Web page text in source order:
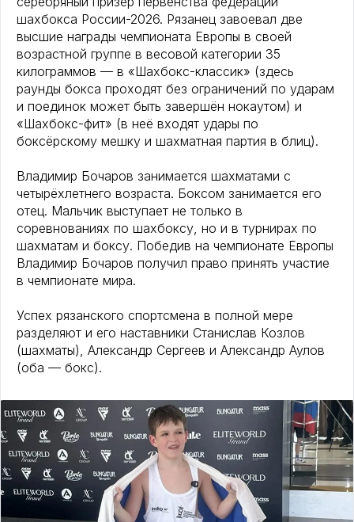
шахбокса России-2026. Рязанец завоевал две
высшие награды чемпионата Европы в своей
возрастной группе в весовой категории 35
килограммов — в «Шахбокс-классик» (здесь
раунды бокса проходят без ограничений по ударам
и поединок может быть завершён нокаутом) и
«Шахбокс-фит» (в неё входят удары по
боксёрскому мешку и шахматная партия в блиц).
Владимир Бочаров занимается шахматами с
четырёхлетнего возраста. Боксом занимается его
отец. Мальчик выступает не только в
соревнованиях по шахбоксу, но и в турнирах по
шахматам и боксу. Победив на чемпионате Европы
Владимир Бочаров получил право принять участие
в чемпионате мира.
Успех рязанского спортсмена в полной мере
разделяют и его наставники Станислав Козлов
(шахматы), Александр Сергеев и Александр Аулов
(оба — бокс).